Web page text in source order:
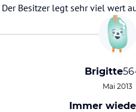
Besitzer legt sehr viel wert
Brigitte
Mai 2013
Immer